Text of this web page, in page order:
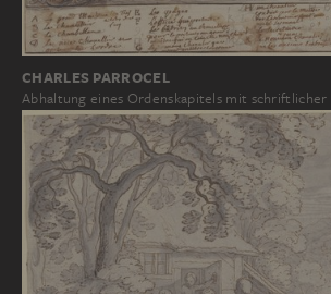
CHARLES PARROCEL
Abhaltung eines Ordenskapitels mit schriftlicher